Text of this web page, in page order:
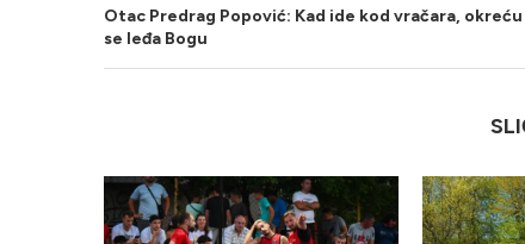
Otac Predrag Popović: Kad ide kod vračara, okreću
se leđa Bogu